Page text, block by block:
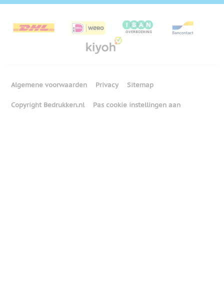
Algemene voorwaarden Privacy Sitemap
Copyright Bedrukken.nl Pas cookie instellingen aan